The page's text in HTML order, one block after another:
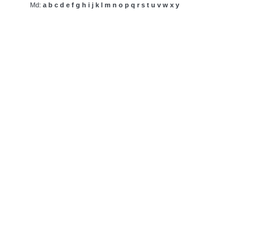
Md: a b c d e f g h i j k l m n o p q r s t u v w x y